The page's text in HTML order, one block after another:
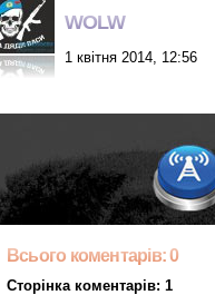
WOLW
1 квітня 2014, 12:56
Всього коментарів: 0
Сторінка коментарів: 1